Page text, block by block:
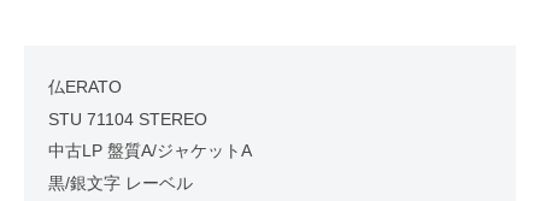
仏ERATO
STU 71104 STEREO
中古LP 盤質A/ジャケットA
黒/銀文字 レーベル